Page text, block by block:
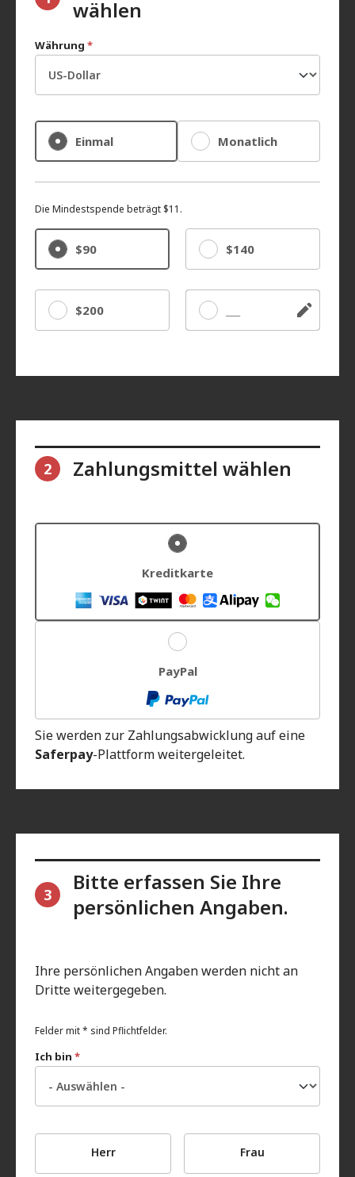
wählen
Währung *
Einmal Monatlich
Die Mindestspende beträgt $11.
$90 $140
$200 Sonstige
2 Zahlungsmittel wählen
Kreditkarte
PayPal
Sie werden zur Zahlungsabwicklung auf eine
Saferpay-Plattform weitergeleitet.
3
Bitte erfassen Sie Ihre
persönlichen Angaben.
Ihre persönlichen Angaben werden nicht an
Dritte weitergegeben.
Felder mit * sind Pflichtfelder.
Ich bin *
Herr Frau